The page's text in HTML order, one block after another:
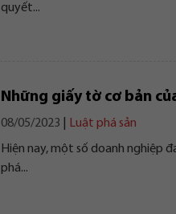
quyết...
Những giấy tờ cơ bản
08/05/2023
Luật phá sản
Hiện nay, một số doanh nghiệp
phá...